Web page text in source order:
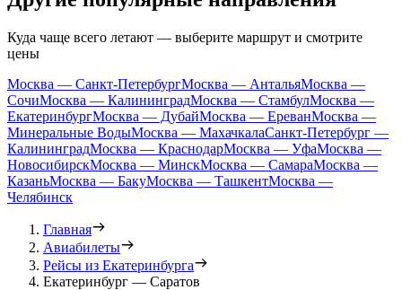
Куда чаще всего летают — выберите маршрут и смотрите
цены
Москва — Санкт-ПетербургМосква — АнтальяМосква —
СочиМосква — КалининградМосква — СтамбулМосква —
ЕкатеринбургМосква — ДубайМосква — ЕреванМосква —
Минеральные ВодыМосква — МахачкалаСанкт-Петербург —
КалининградМосква — КраснодарМосква — УфаМосква —
НовосибирскМосква — МинскМосква — СамараМосква —
КазаньМосква — БакуМосква — ТашкентМосква —
Челябинск
Главная
Авиабилеты
Рейсы из Екатеринбурга
Екатеринбург — Саратов